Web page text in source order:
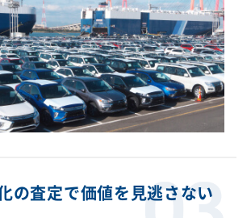
の査定で価値を見逃さない